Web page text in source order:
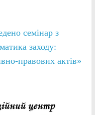
семінар з
заходу:
правових актів»